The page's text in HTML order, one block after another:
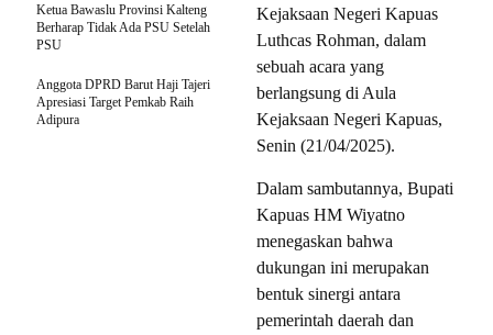
Kejaksaan Negeri Kapuas
Luthcas Rohman, dalam
sebuah acara yang
berlangsung di Aula
Kejaksaan Negeri Kapuas,
Senin (21/04/2025).
Dalam sambutannya, Bupati
Kapuas HM Wiyatno
menegaskan bahwa
dukungan ini merupakan
bentuk sinergi antara
pemerintah daerah dan
Ketua Bawaslu Provinsi Kalteng
Berharap Tidak Ada PSU Setelah
PSU
Anggota DPRD Barut Haji Tajeri
Apresiasi Target Pemkab Raih
Adipura